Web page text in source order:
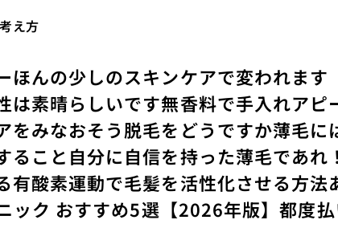
え方
ほんの少しのスキンケアで変われます
は素晴らしいです無香料で手入れアピ
をみなおそう脱毛をどうですか薄毛に
ること 自分に自信を持った薄毛であれ！
有酸素運動で毛髪を活性化させる方法
ック おすすめ5選【2026年版】都度